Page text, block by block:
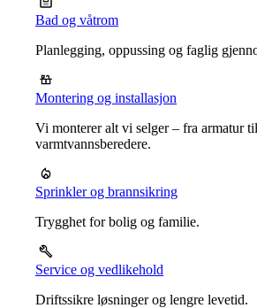
Bad og våtrom
Planlegging, oppussing og faglig
Montering og installasjon
Vi monterer alt vi selger – fra armatur
varmtvannsberedere.
Sprinkler og brannsikring
Trygghet for bolig og familie.
Service og vedlikehold
Driftssikre løsninger og lengre levetid.